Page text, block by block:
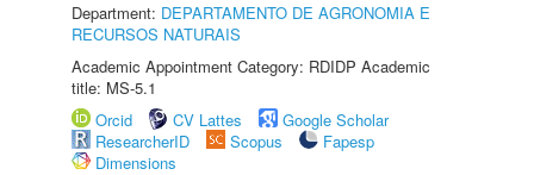
Department: DEPARTAMENTO DE AGRONOMIA E
RECURSOS NATURAIS
Academic Appointment Category: RDIDP Academic
title: MS-5.1
Orcid
CV Lattes
Google Scholar
ResearcherID
Scopus
Fapesp
Dimensions